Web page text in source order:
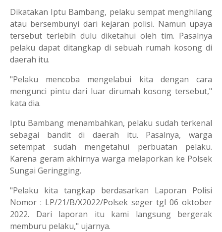
Dikatakan Iptu Bambang, pelaku sempat menghilang
atau bersembunyi dari kejaran polisi. Namun upaya
tersebut terlebih dulu diketahui oleh tim. Pasalnya
pelaku dapat ditangkap di sebuah rumah kosong di
daerah itu.
"Pelaku mencoba mengelabui kita dengan cara
mengunci pintu dari luar dirumah kosong tersebut,"
kata dia.
Iptu Bambang menambahkan, pelaku sudah terkenal
sebagai bandit di daerah itu. Pasalnya, warga
setempat sudah mengetahui perbuatan pelaku.
Karena geram akhirnya warga melaporkan ke Polsek
Sungai Geringging.
"Pelaku kita tangkap berdasarkan Laporan Polisi
Nomor : LP/21/B/X2022/Polsek seger tgl 06 oktober
2022. Dari laporan itu kami langsung bergerak
memburu pelaku," ujarnya.